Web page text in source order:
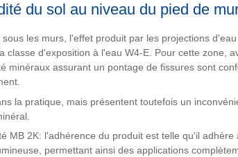
du sol au niveau du pied de
les murs, l'effet produit par les projections
classe d'exposition à l'eau W4-E. Pour cette zone,
minéraux assurant un pontage de fissures sont
la pratique, mais présentent toutefois un
MB 2K: l'adhérence du produit est telle qu'il adhère
permettant ainsi des applications